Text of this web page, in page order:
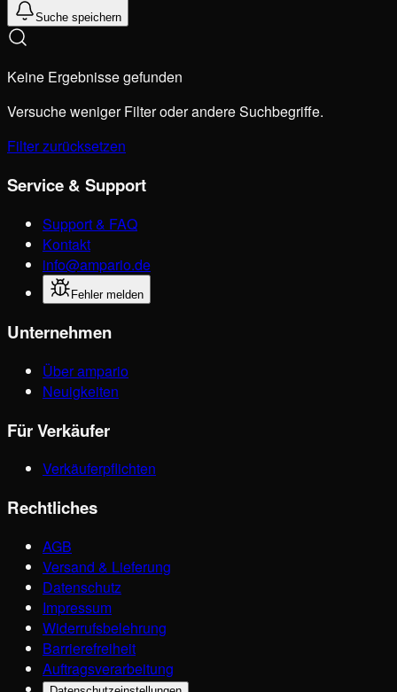
Suche speichern
Keine Ergebnisse gefunden
Versuche weniger Filter oder andere Suchbegriffe.
Filter zurücksetzen
Service & Support
Support & FAQ
Kontakt
info@ampario.de
Fehler melden
Unternehmen
Über ampario
Neuigkeiten
Für Verkäufer
Verkäuferpflichten
Rechtliches
AGB
Versand & Lieferung
Datenschutz
Impressum
Widerrufsbelehrung
Barrierefreiheit
Auftragsverarbeitung